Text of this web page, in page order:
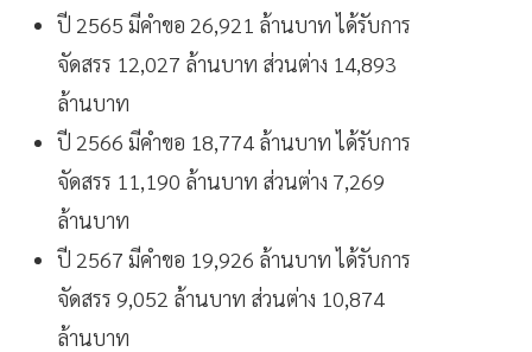
ปี 2565 มีคำขอ 26,921 ล้านบาท ได้รับการ
จัดสรร 12,027 ล้านบาท ส่วนต่าง 14,893
ล้านบาท
ปี 2566 มีคำขอ 18,774 ล้านบาท ได้รับการ
จัดสรร 11,190 ล้านบาท ส่วนต่าง 7,269
ล้านบาท
ปี 2567 มีคำขอ 19,926 ล้านบาท ได้รับการ
จัดสรร 9,052 ล้านบาท ส่วนต่าง 10,874
ล้านบาท